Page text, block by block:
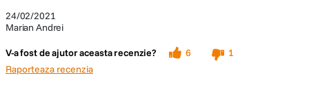
24/02/2021
Marian Andrei
V-a fost de ajutor aceasta recenzie? 6
1
Raporteaza recenzia